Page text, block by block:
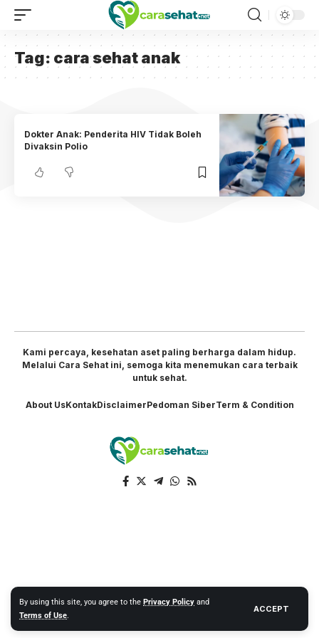
By using this site, you agree to the Privacy Policy and
Terms of Use.
ACCEPT
Tag: cara sehat anak
Dokter Anak: Penderita HIV Tidak Boleh
Divaksin Polio
Kami percaya, kesehatan aset paling berharga dalam hidup.
Melalui Cara Sehat ini, semoga kita menemukan cara terbaik
untuk sehat.
About UsKontakDisclaimerPedoman SiberTerm & Condition